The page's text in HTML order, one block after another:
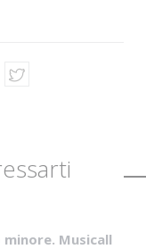
Musicall